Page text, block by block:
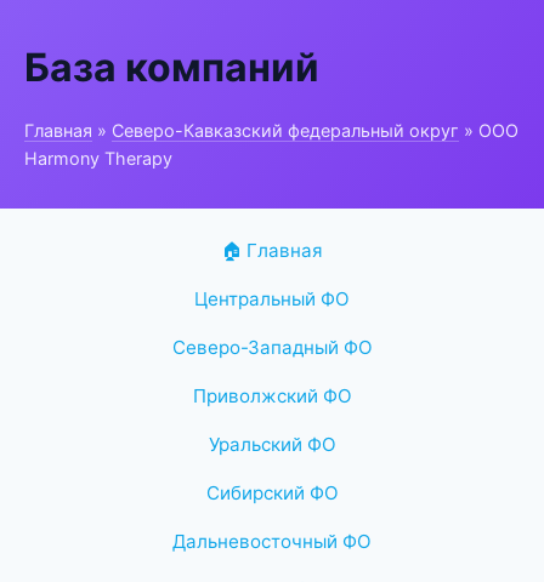
База компаний
Главная » Северо-Кавказский федеральный округ » ООО
Harmony Therapy
🏠 Главная
Центральный ФО
Северо-Западный ФО
Приволжский ФО
Уральский ФО
Сибирский ФО
Дальневосточный ФО